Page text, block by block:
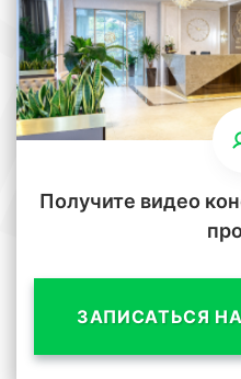
Получите видео
ЗАПИСАТЬСЯ